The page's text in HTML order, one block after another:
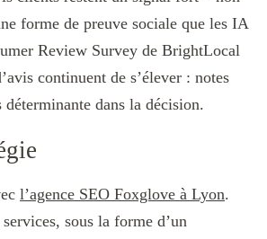
forme de preuve sociale que les IA
Review Survey de BrightLocal
continuent de s’élever : notes
dans la décision.
l’agence SEO Foxglove à Lyon.
sous la forme d’un